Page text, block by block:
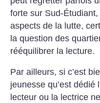
forte sur Sud-
aspects de la lutte,
la question des
rééquilibrer la lecture.
Par ailleurs, si c’est
jeunesse qu’est dédié
lecteur ou la lectrice